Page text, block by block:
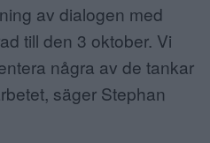
av dialogen med
till den 3 oktober. Vi
några av de tankar
säger Stephan